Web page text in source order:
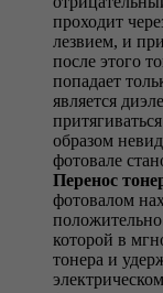
проходит
лезвием, и
после этого
попадает
является
образом
фотовале
Перенос
фотовалом
которой в
тонера и